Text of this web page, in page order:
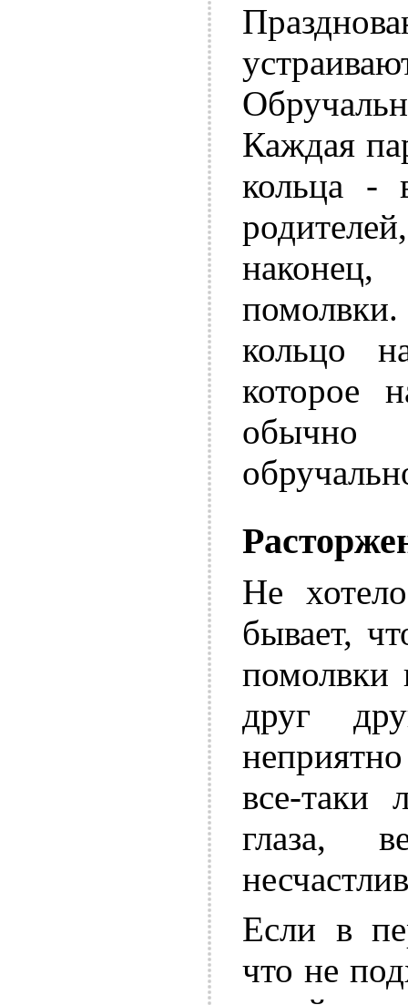
Каждая
кольца -
кольцо
которое
обычно
Не
бывает,
помолвки
друг
все-таки
глаза,
Если в
что не